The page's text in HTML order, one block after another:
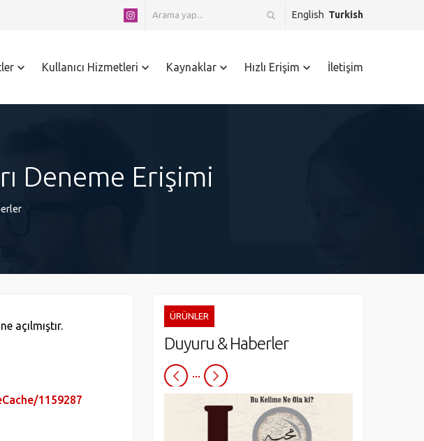
English Turkish
Kullanıcı Hizmetleri Kaynaklar Hızlı Erişim İletişim
Deneme Erişimi
açılmıştır.
1159287
ÜRÜNLER
Duyuru & Haberler